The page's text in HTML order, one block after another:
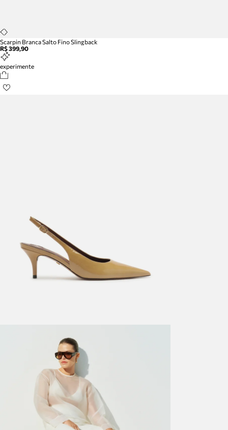
Scarpin Branca Salto Fino Slingback
R$ 399,90
experimente